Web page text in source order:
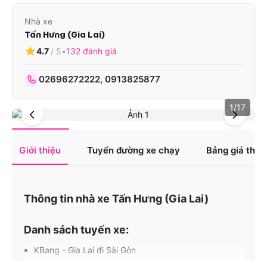
Nhà xe
Tấn Hưng (Gia Lai)
4.7 / 5•132 đánh giá
02696272222, 0913825877
1/17
Giới thiệu Tuyến đường xe chạy Bảng giá
Thông tin nhà xe Tấn Hưng (Gia Lai)
Danh sách tuyến xe:
KBang - Gia Lai đi Sài Gòn